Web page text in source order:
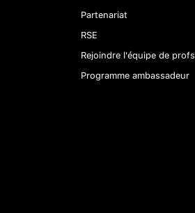
Partenariat
RSE
Rejoindre l'équipe de profs
Programme ambassadeur